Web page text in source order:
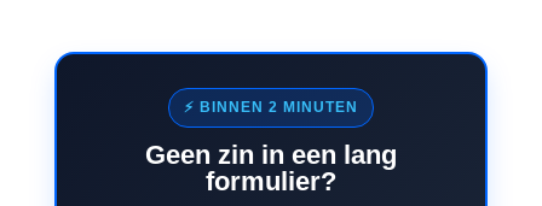
⚡ BINNEN 2 MINUTEN
Geen zin in een lang
formulier?